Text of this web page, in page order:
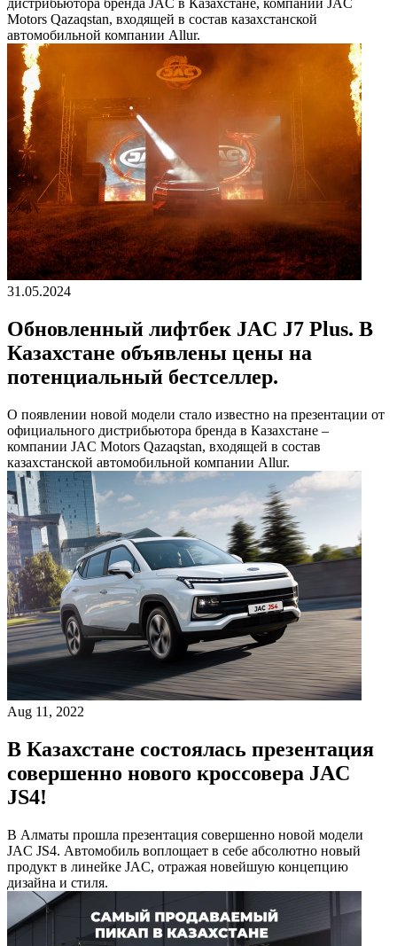
дистрибьютора бренда JAC в Казахстане, компании JAC
Motors Qazaqstan, входящей в состав казахстанской
автомобильной компании Allur.
31.05.2024
Обновленный лифтбек JAC J7 Plus. В
Казахстане объявлены цены на
потенциальный бестселлер.
О появлении новой модели стало известно на презентации от
официального дистрибьютора бренда в Казахстане –
компании JAC Motors Qazaqstan, входящей в состав
казахстанской автомобильной компании Allur.
Aug 11, 2022
В Казахстане состоялась презентация
совершенно нового кроссовера JAC
JS4!
В Алматы прошла презентация совершенно новой модели
JAC JS4. Автомобиль воплощает в себе абсолютно новый
продукт в линейке JAC, отражая новейшую концепцию
дизайна и стиля.